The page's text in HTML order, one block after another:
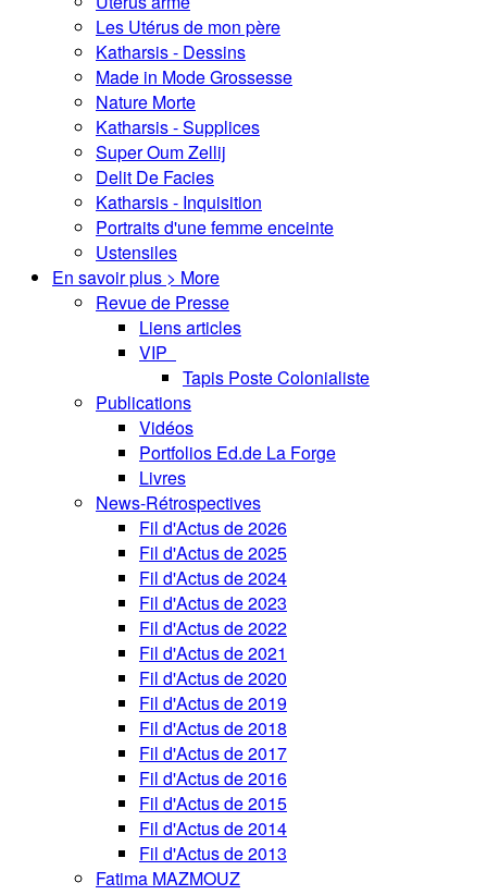
Les Utérus de mon père
Katharsis - Dessins
Made in Mode Grossesse
Nature Morte
Katharsis - Supplices
Super Oum Zellij
Delit De Facies
Katharsis - Inquisition
Portraits d'une femme enceinte
Ustensiles
En savoir plus > More
Revue de Presse
Liens articles
VIP
Tapis Poste Colonialiste
Publications
Vidéos
Portfolios Ed.de La Forge
Livres
News-Rétrospectives
Fil d'Actus de 2026
Fil d'Actus de 2025
Fil d'Actus de 2024
Fil d'Actus de 2023
Fil d'Actus de 2022
Fil d'Actus de 2021
Fil d'Actus de 2020
Fil d'Actus de 2019
Fil d'Actus de 2018
Fil d'Actus de 2017
Fil d'Actus de 2016
Fil d'Actus de 2015
Fil d'Actus de 2014
Fil d'Actus de 2013
Fatima MAZMOUZ